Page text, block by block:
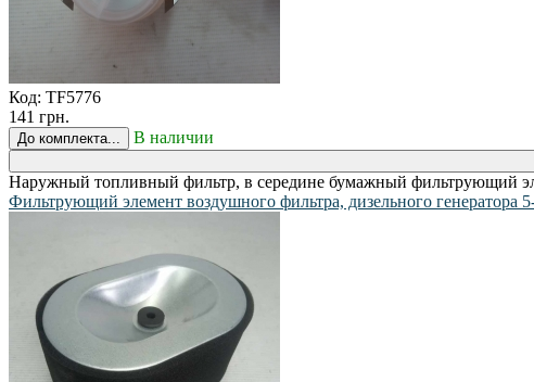
Код: TF5776
141 грн.
До комплекта... В наличии
Наружный топливный фильтр, в середине бумажный фильтрующий
Фильтрующий элемент воздушного фильтра, дизельного генератора